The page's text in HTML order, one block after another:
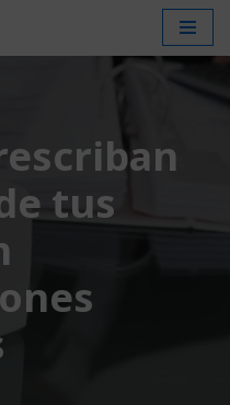
tus